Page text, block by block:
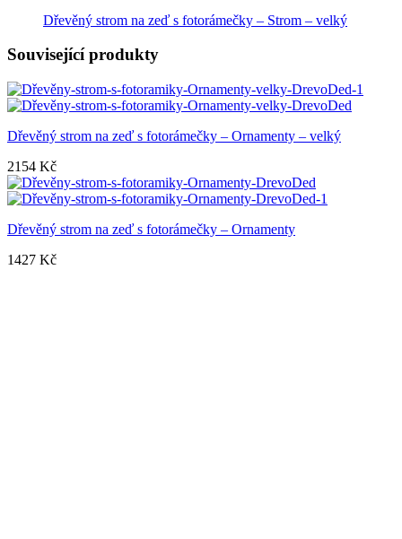
Dřevěný strom na zeď s fotorámečky – Strom – velký
Související produkty
Dřevěný strom na zeď s fotorámečky – Ornamenty – velký
2154 Kč
Dřevěný strom na zeď s fotorámečky – Ornamenty
1427 Kč